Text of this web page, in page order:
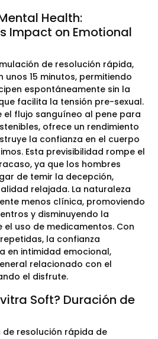
Health:
Impact on Emotional
de resolución rápida,
15 minutos, permitiendo
espontáneamente sin la
facilita la tensión pre-sexual.
el flujo sanguíneo al pene para
ofrece un rendimiento
la confianza en el cuerpo
Esta previsibilidad rompe el
ya que los hombres
de temir la decepción,
relajada. La naturaleza
menos clínica, promoviendo
y disminuyendo la
uso de medicamentos. Con
la confianza
en intimidad emocional,
relacionado con el
el disfrute.
Soft? Duración de
de resolución rápida de